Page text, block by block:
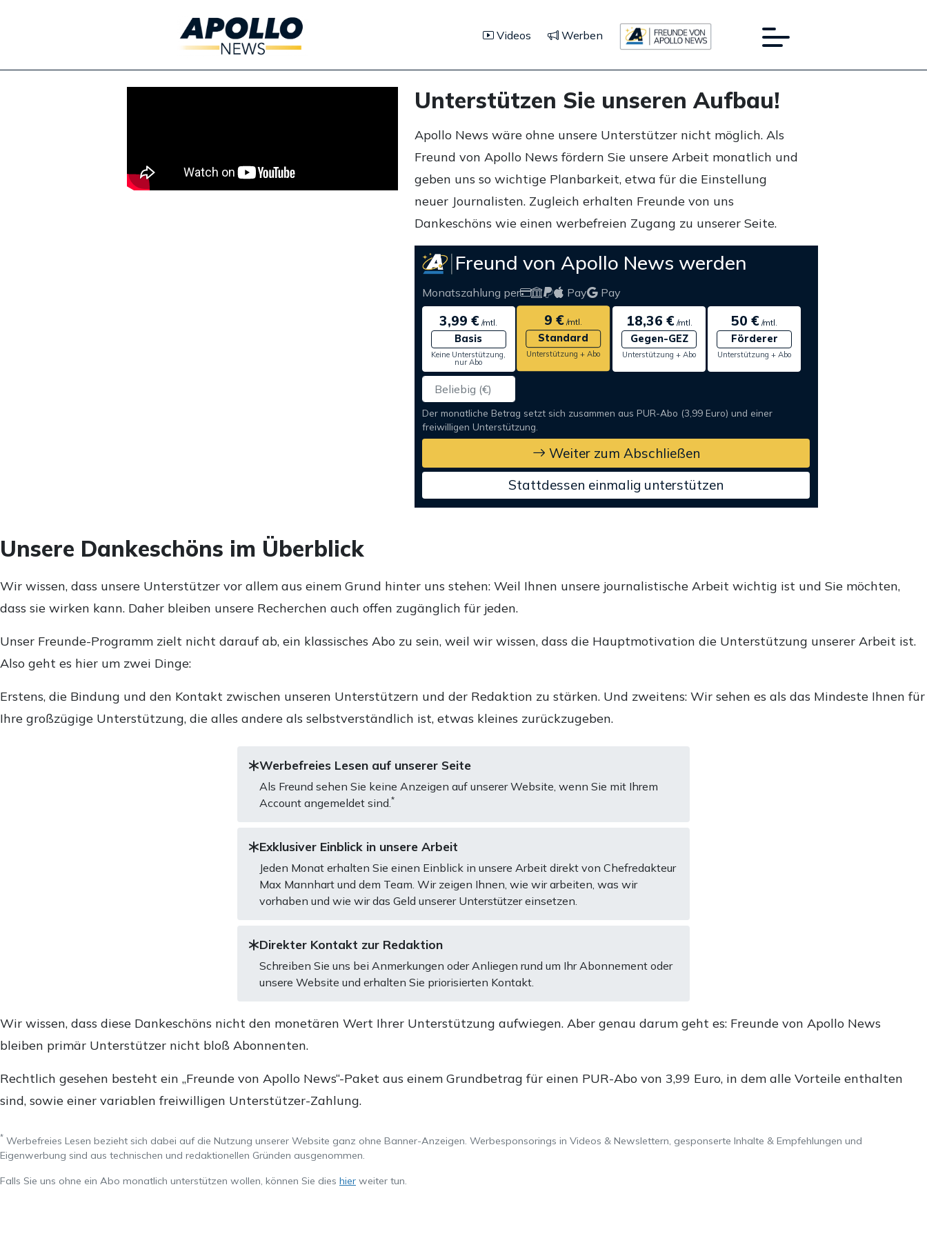
Videos Werben
Unterstützen Sie unseren Aufbau!
Apollo News wäre ohne unsere Unterstützer nicht möglich. Als
Freund von Apollo News fördern Sie unsere Arbeit monatlich und
geben uns so wichtige Planbarkeit, etwa für die Einstellung
neuer Journalisten. Zugleich erhalten Freunde von uns
Dankeschöns wie einen werbefreien Zugang zu unserer Seite.
Freund von Apollo News werden
Monatszahlung per Pay Pay
3,99 € /mtl.
Basis
Keine Unterstützung,
nur Abo
9 € /mtl.
Standard
Unterstützung + Abo
18,36 €/mtl.
Gegen-GEZ
Unterstützung + Abo
50 € /mtl.
Förderer
Unterstützung + Abo
Der monatliche Betrag setzt sich zusammen aus PUR-Abo (3,99 Euro) und einer
freiwilligen Unterstützung.
Weiter zum Abschließen
Stattdessen einmalig unterstützen
Unsere Dankeschöns im Überblick
Wir wissen, dass unsere Unterstützer vor allem aus einem Grund hinter uns stehen: Weil Ihnen unsere journalistische Arbeit wichtig ist und Sie möchten,
dass sie wirken kann. Daher bleiben unsere Recherchen auch offen zugänglich für jeden.
Unser Freunde-Programm zielt nicht darauf ab, ein klassisches Abo zu sein, weil wir wissen, dass die Hauptmotivation die Unterstützung unserer Arbeit ist.
Also geht es hier um zwei Dinge:
Erstens, die Bindung und den Kontakt zwischen unseren Unterstützern und der Redaktion zu stärken. Und zweitens: Wir sehen es als das Mindeste Ihnen für
Ihre großzügige Unterstützung, die alles andere als selbstverständlich ist, etwas kleines zurückzugeben.
Werbefreies Lesen auf unserer Seite
Als Freund sehen Sie keine Anzeigen auf unserer Website, wenn Sie mit Ihrem
Account angemeldet sind. *
Exklusiver Einblick in unsere Arbeit
Jeden Monat erhalten Sie einen Einblick in unsere Arbeit direkt von Chefredakteur
Max Mannhart und dem Team. Wir zeigen Ihnen, wie wir arbeiten, was wir
vorhaben und wie wir das Geld unserer Unterstützer einsetzen.
Direkter Kontakt zur Redaktion
Schreiben Sie uns bei Anmerkungen oder Anliegen rund um Ihr Abonnement oder
unsere Website und erhalten Sie priorisierten Kontakt.
Wir wissen, dass diese Dankeschöns nicht den monetären Wert Ihrer Unterstützung aufwiegen. Aber genau darum geht es: Freunde von Apollo News
bleiben primär Unterstützer nicht bloß Abonnenten.
Rechtlich gesehen besteht ein „Freunde von Apollo News“-Paket aus einem Grundbetrag für einen PUR-Abo von 3,99 Euro, in dem alle Vorteile enthalten
sind, sowie einer variablen freiwilligen Unterstützer-Zahlung.
* Werbefreies Lesen bezieht sich dabei auf die Nutzung unserer Website ganz ohne Banner-Anzeigen. Werbesponsorings in Videos & Newslettern, gesponserte Inhalte & Empfehlungen und
Eigenwerbung sind aus technischen und redaktionellen Gründen ausgenommen.
Falls Sie uns ohne ein Abo monatlich unterstützen wollen, können Sie dies hier weiter tun.